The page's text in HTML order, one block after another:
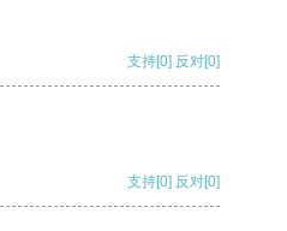
支持[0] 反对[0]
支持[0] 反对[0]